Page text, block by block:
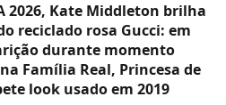
2026, Kate Middleton brilha
reciclado rosa Gucci: em
durante momento
Família Real, Princesa de
look usado em 2019